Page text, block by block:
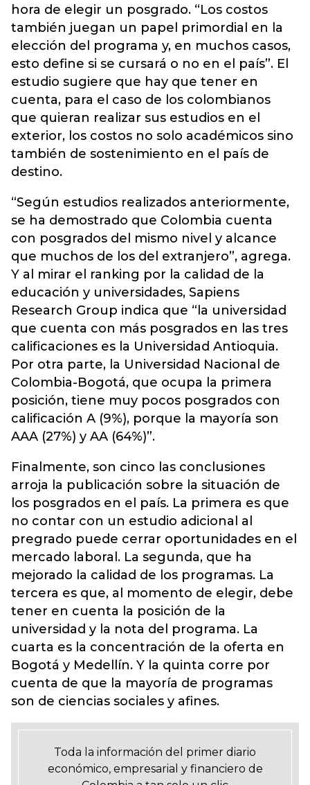
hora de elegir un posgrado. “Los costos
también juegan un papel primordial en la
elección del programa y, en muchos casos,
esto define si se cursará o no en el país”. El
estudio sugiere que hay que tener en
cuenta, para el caso de los colombianos
que quieran realizar sus estudios en el
exterior, los costos no solo académicos sino
también de sostenimiento en el país de
destino.
“Según estudios realizados anteriormente,
se ha demostrado que Colombia cuenta
con posgrados del mismo nivel y alcance
que muchos de los del extranjero”, agrega.
Y al mirar el ranking por la calidad de la
educación y universidades, Sapiens
Research Group indica que “la universidad
que cuenta con más posgrados en las tres
calificaciones es la Universidad Antioquia.
Por otra parte, la Universidad Nacional de
Colombia-Bogotá, que ocupa la primera
posición, tiene muy pocos posgrados con
calificación A (9%), porque la mayoría son
AAA (27%) y AA (64%)”.
Finalmente, son cinco las conclusiones
arroja la publicación sobre la situación de
los posgrados en el país. La primera es que
no contar con un estudio adicional al
pregrado puede cerrar oportunidades en el
mercado laboral. La segunda, que ha
mejorado la calidad de los programas. La
tercera es que, al momento de elegir, debe
tener en cuenta la posición de la
universidad y la nota del programa. La
cuarta es la concentración de la oferta en
Bogotá y Medellín. Y la quinta corre por
cuenta de que la mayoría de programas
son de ciencias sociales y afines.
Toda la información del primer diario
económico, empresarial y financiero de